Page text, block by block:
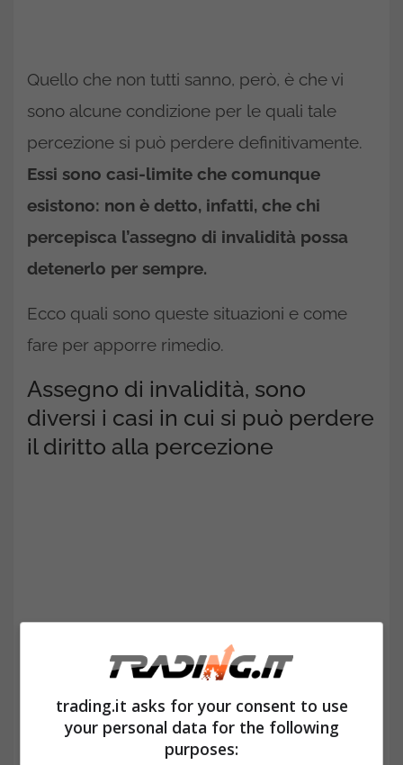
Quello che non tutti sanno, però, è che vi
sono alcune condizione per le quali tale
percezione si può perdere definitivamente.
Essi sono casi-limite che comunque
esistono: non è detto, infatti, che chi
percepisca l’assegno di invalidità possa
detenerlo per sempre.
Ecco quali sono queste situazioni e come
fare per apporre rimedio.
Assegno di invalidità, sono
diversi i casi in cui si può perdere
il diritto alla percezione
A seguito della verifica di tutta la
documentazione medica da parte
trading.it asks for your consent to use
your personal data for the following
purposes: